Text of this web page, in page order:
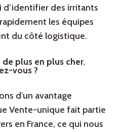
des irritants
les équipes
du côté logistique.
plus en plus cher.
vous ?
d’un avantage
Vente-unique fait partie
en France, ce qui nous